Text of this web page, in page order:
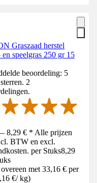
Graszaad herstel
en speelgras 250 gr 15
beoordeling: 5
2
8,29 € * Alle prijzen
BTW en excl.
per Stuks8,29
met 33,16 € per
€/ kg)